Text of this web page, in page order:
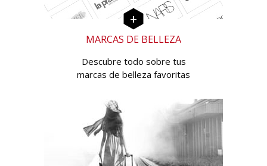
MARCAS DE BELLEZA
Descubre todo sobre tus
marcas de belleza favoritas